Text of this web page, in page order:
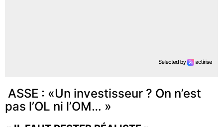
ASSE : «Un investisseur ? On n’est
pas l’OL ni l’OM… »